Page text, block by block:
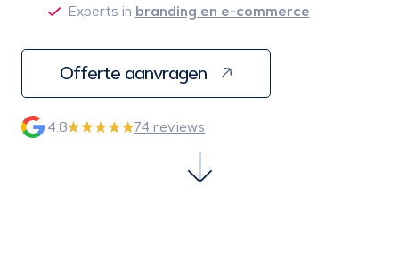
Experts in branding en e-commerce
Offerte aanvragen
4.8 74 reviews